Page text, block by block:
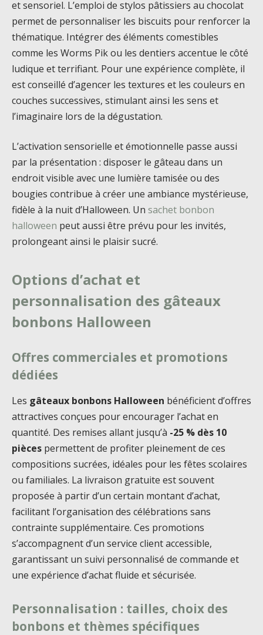
et sensoriel. L’emploi de stylos pâtissiers au chocolat
permet de personnaliser les biscuits pour renforcer la
thématique. Intégrer des éléments comestibles
comme les Worms Pik ou les dentiers accentue le côté
ludique et terrifiant. Pour une expérience complète, il
est conseillé d’agencer les textures et les couleurs en
couches successives, stimulant ainsi les sens et
l’imaginaire lors de la dégustation.
L’activation sensorielle et émotionnelle passe aussi
par la présentation : disposer le gâteau dans un
endroit visible avec une lumière tamisée ou des
bougies contribue à créer une ambiance mystérieuse,
fidèle à la nuit d’Halloween. Un sachet bonbon
halloween peut aussi être prévu pour les invités,
prolongeant ainsi le plaisir sucré.
Options d’achat et
personnalisation des gâteaux
bonbons Halloween
Offres commerciales et promotions
dédiées
Les gâteaux bonbons Halloween bénéficient d’offres
attractives conçues pour encourager l’achat en
quantité. Des remises allant jusqu’à -25 % dès 10
pièces permettent de profiter pleinement de ces
compositions sucrées, idéales pour les fêtes scolaires
ou familiales. La livraison gratuite est souvent
proposée à partir d’un certain montant d’achat,
facilitant l’organisation des célébrations sans
contrainte supplémentaire. Ces promotions
s’accompagnent d’un service client accessible,
garantissant un suivi personnalisé de commande et
une expérience d’achat fluide et sécurisée.
Personnalisation : tailles, choix des
bonbons et thèmes spécifiques